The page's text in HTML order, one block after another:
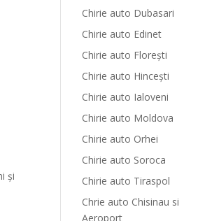
și
Chirie auto Dubasari
Chirie auto Edinet
Chirie auto Florești
Chirie auto Hinceşti
Chirie auto Ialoveni
Chirie auto Moldova
Chirie auto Orhei
Chirie auto Soroca
Chirie auto Tiraspol
Chrie auto Chisinau si
Aeroport